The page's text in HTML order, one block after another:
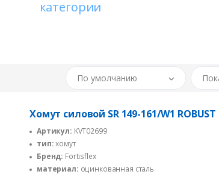
категории
По умолчанию
Хомут силовой SR 149-161/W1
Артикул: KVT02699
тип:хомут
Бренд: Fortisflex
материал: оцинкованная сталь